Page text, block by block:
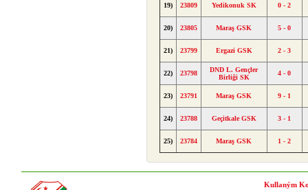
19) 23809 Yedikonuk SK 0 - 2
20) 23805 Maraş GSK 5 - 0
21) 23799 Ergazi GSK 2 - 3
22) 23798
DND L. Gençler
Birliği SK
4 - 0
23) 23791 Maraş GSK 9 - 1
24) 23788 Geçitkale GSK 3 - 1
25) 23784 Maraş GSK 1 - 2
Kullaným